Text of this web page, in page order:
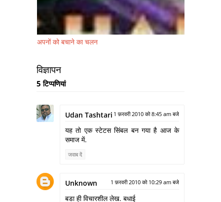
अपनों को बचाने का चलन
विज्ञापन
5 टिप्‍पणियां
Udan Tashtari 1 फ़रवरी 2010 को 8:45 am बजे
यह तो एक स्टेटस सिंबल बन गया है आज के
समाज में.
जवाब दें
Unknown 1 फ़रवरी 2010 को 10:29 am बजे
बडा ही विचारशील लेख. बधाई